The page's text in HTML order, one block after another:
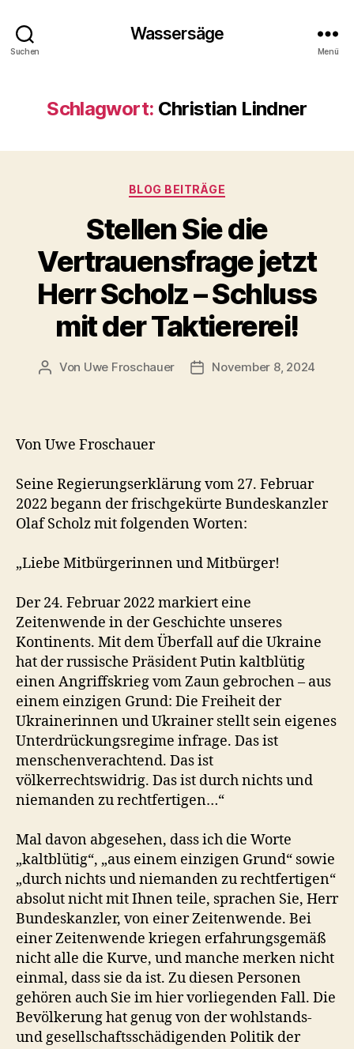
Suchen
Wassersäge
Menü
Schlagwort: Christian Lindner
Kategorien
BLOG BEITRÄGE
Stellen Sie die
Vertrauensfrage jetzt
Herr Scholz – Schluss
mit der Taktiererei!
Beitragsautor
Von Uwe Froschauer Beitragsdatum
November 8, 2024
Von Uwe Froschauer
Seine Regierungserklärung vom 27. Februar
2022 begann der frischgekürte Bundeskanzler
Olaf Scholz mit folgenden Worten:
„Liebe Mitbürgerinnen und Mitbürger!
Der 24. Februar 2022 markiert eine
Zeitenwende in der Geschichte unseres
Kontinents. Mit dem Überfall auf die Ukraine
hat der russische Präsident Putin kaltblütig
einen Angriffskrieg vom Zaun gebrochen – aus
einem einzigen Grund: Die Freiheit der
Ukrainerinnen und Ukrainer stellt sein eigenes
Unterdrückungsregime infrage. Das ist
menschenverachtend. Das ist
völkerrechtswidrig. Das ist durch nichts und
niemanden zu rechtfertigen…“
Mal davon abgesehen, dass ich die Worte
„kaltblütig“, „aus einem einzigen Grund“ sowie
„durch nichts und niemanden zu rechtfertigen“
absolut nicht mit Ihnen teile, sprachen Sie, Herr
Bundeskanzler, von einer Zeitenwende. Bei
einer Zeitenwende kriegen erfahrungsgemäß
nicht alle die Kurve, und manche merken nicht
einmal, dass sie da ist. Zu diesen Personen
gehören auch Sie im hier vorliegenden Fall. Die
Bevölkerung hat genug von der wohlstands-
und gesellschaftsschädigenden Politik der